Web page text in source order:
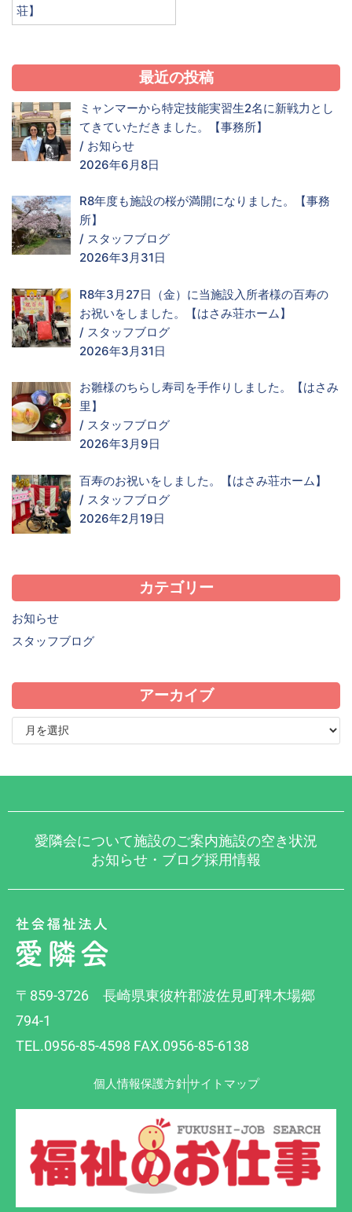
荘】
最近の投稿
ミャンマーから特定技能実習生2名に新戦力とし
てきていただきました。【事務所】
/ お知らせ
2026年6月8日
R8年度も施設の桜が満開になりました。【事務
所】
/ スタッフブログ
2026年3月31日
R8年3月27日（金）に当施設入所者様の百寿の
お祝いをしました。【はさみ荘ホーム】
/ スタッフブログ
2026年3月31日
お雛様のちらし寿司を手作りしました。【はさみ
里】
/ スタッフブログ
2026年3月9日
百寿のお祝いをしました。【はさみ荘ホーム】
/ スタッフブログ
2026年2月19日
カテゴリー
お知らせ
スタッフブログ
アーカイブ
愛隣会について施設のご案内施設の空き状況
お知らせ・ブログ採用情報
〒859-3726 長崎県東彼杵郡波佐見町稗木場郷
794-1
TEL.0956-85-4598 FAX.0956-85-6138
個人情報保護方針サイトマップ